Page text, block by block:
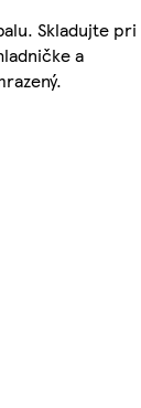
Skladujte pri
a